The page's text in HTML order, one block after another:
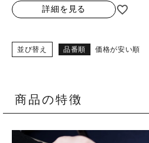
詳細を見る
並び替え 品番順 価格が安い順
商品の特徴